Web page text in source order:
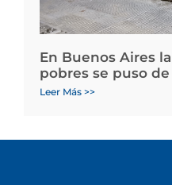
En Buenos Aires
pobres se puso
Leer Más >>